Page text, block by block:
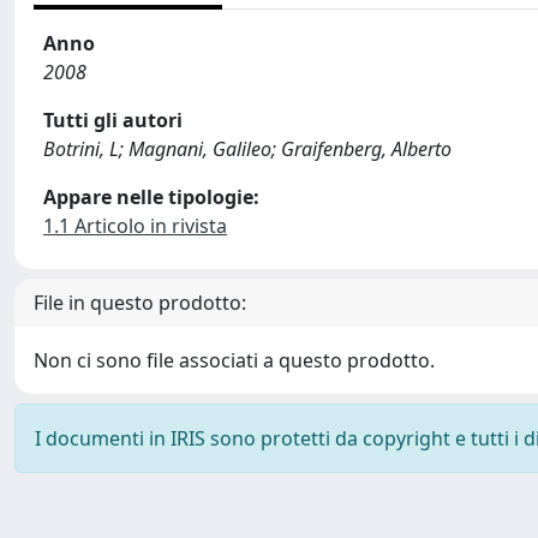
Anno
2008
Tutti gli autori
Botrini, L; Magnani, Galileo; Graifenberg, Alberto
Appare nelle tipologie:
1.1 Articolo in rivista
File in questo prodotto:
Non ci sono file associati a questo prodotto.
I documenti in IRIS sono protetti da copyright e tutti i